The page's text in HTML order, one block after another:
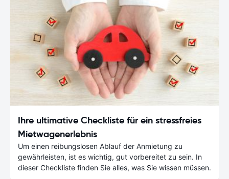
Ihre ultimative Checkliste für ein stressfreies
Mietwagenerlebnis
Um einen reibungslosen Ablauf der Anmietung zu
gewährleisten, ist es wichtig, gut vorbereitet zu sein. In
dieser Checkliste finden Sie alles, was Sie wissen müssen.